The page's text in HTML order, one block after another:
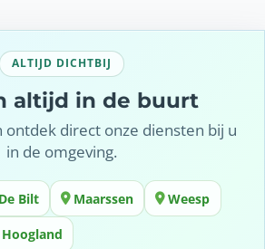
ALTIJD DICHTBIJ
altijd in de buurt
ontdek direct onze diensten bij u
in de omgeving.
De Bilt Maarssen Weesp
Hoogland